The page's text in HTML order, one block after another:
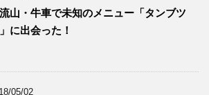
山・牛車で未知のメニュー「タンブツ
に出会った！
05/02